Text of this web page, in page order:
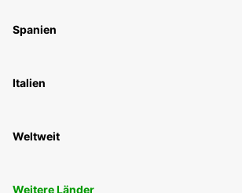
Spanien
Italien
Weltweit
Weitere Länder